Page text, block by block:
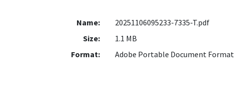
Name:
20251106095233-7335-T.pdf
Size:
1.1 MB
Format:
Adobe Portable Document Format